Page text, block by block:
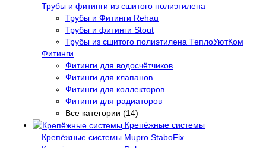
Трубы и фитинги из сшитого полиэтилена
Трубы и Фитинги Rehau
Трубы и фитинги Stout
Трубы из сшитого полиэтилена ТеплоУютКом
Фитинги
Фитинги для водосчётчиков
Фитинги для клапанов
Фитинги для коллекторов
Фитинги для радиаторов
Все категории (14)
Крепёжные системы
Крепёжные системы Mupro StaboFix